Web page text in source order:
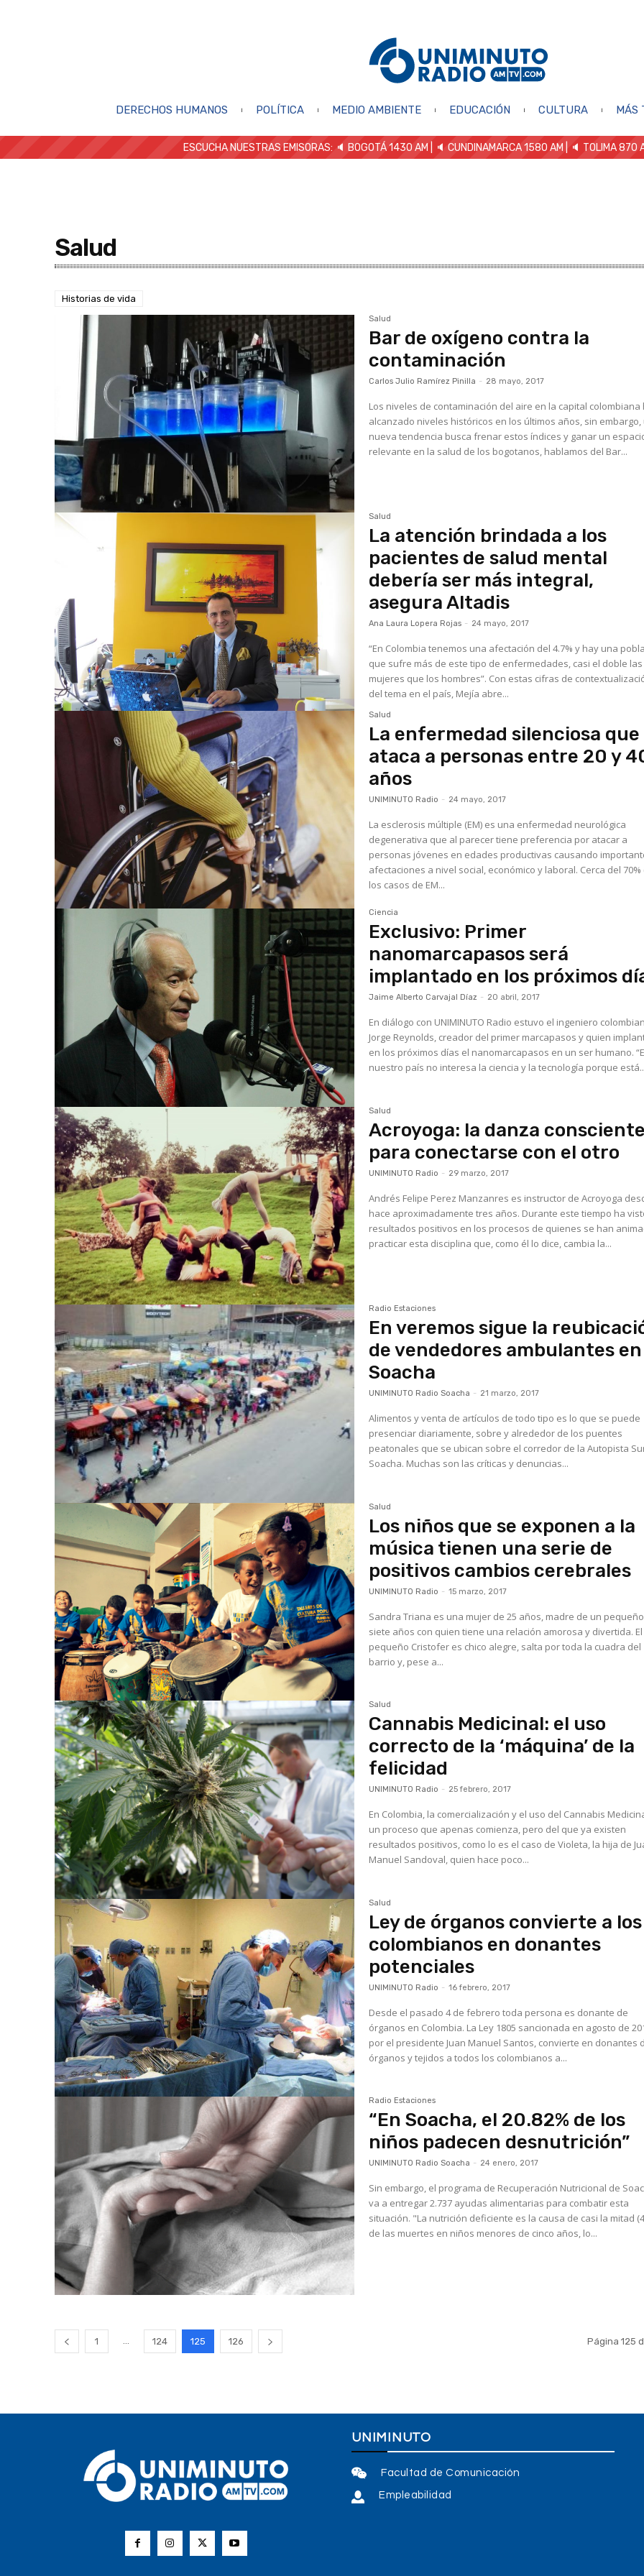
DERECHOS HUMANOS POLÍTICA MEDIO AMBIENTE EDUCACIÓN CULTURA MÁS
ESCUCHA NUESTRAS EMISORAS: 🔈 BOGOTÁ 1430 AM | 🔈 CUNDINAMARCA 1580 AM | 🔈 TOLIMA 870
Salud
Historias de vida
Salud
Bar de oxígeno contra la
contaminación
Carlos Julio Ramírez Pinilla - 28 mayo, 2017
Los niveles de contaminación del aire en la capital colombiana
alcanzado niveles históricos en los últimos años, sin embargo,
nueva tendencia busca frenar estos índices y ganar un
relevante en la salud de los bogotanos, hablamos del Bar...
Salud
La atención brindada a los
pacientes de salud mental
debería ser más integral,
asegura Altadis
Ana Laura Lopera Rojas - 24 mayo, 2017
“En Colombia tenemos una afectación del 4.7% y hay una
que sufre más de este tipo de enfermedades, casi el doble las
mujeres que los hombres”. Con estas cifras de
del tema en el país, Mejía abre...
Salud
La enfermedad silenciosa que
ataca a personas entre 20 y
años
UNIMINUTO Radio - 24 mayo, 2017
La esclerosis múltiple (EM) es una enfermedad neurológica
degenerativa que al parecer tiene preferencia por atacar a
personas jóvenes en edades productivas causando
afectaciones a nivel social, económico y laboral. Cerca del 70%
los casos de EM...
Ciencia
Exclusivo: Primer
nanomarcapasos será
implantado en los próximos
Jaime Alberto Carvajal Díaz - 20 abril, 2017
En diálogo con UNIMINUTO Radio estuvo el ingeniero
Jorge Reynolds, creador del primer marcapasos y quien
en los próximos días el nanomarcapasos en un ser humano. “En
nuestro país no interesa la ciencia y la tecnología porque
Salud
Acroyoga: la danza consciente
para conectarse con el otro
UNIMINUTO Radio - 29 marzo, 2017
Andrés Felipe Perez Manzanres es instructor de Acroyoga
hace aproximadamente tres años. Durante este tiempo ha
resultados positivos en los procesos de quienes se han
practicar esta disciplina que, como él lo dice, cambia la...
Radio Estaciones
En veremos sigue la
de vendedores ambulantes en
Soacha
UNIMINUTO Radio Soacha - 21 marzo, 2017
Alimentos y venta de artículos de todo tipo es lo que se puede
presenciar diariamente, sobre y alrededor de los puentes
peatonales que se ubican sobre el corredor de la Autopista
Soacha. Muchas son las críticas y denuncias...
Salud
Los niños que se exponen a la
música tienen una serie de
positivos cambios cerebrales
UNIMINUTO Radio - 15 marzo, 2017
Sandra Triana es una mujer de 25 años, madre de un
siete años con quien tiene una relación amorosa y divertida. El
pequeño Cristofer es chico alegre, salta por toda la cuadra del
barrio y, pese a...
Salud
Cannabis Medicinal: el uso
correcto de la ‘máquina’ de la
felicidad
UNIMINUTO Radio - 25 febrero, 2017
En Colombia, la comercialización y el uso del Cannabis
un proceso que apenas comienza, pero del que ya existen
resultados positivos, como lo es el caso de Violeta, la hija de
Manuel Sandoval, quien hace poco...
Salud
Ley de órganos convierte a los
colombianos en donantes
potenciales
UNIMINUTO Radio - 16 febrero, 2017
Desde el pasado 4 de febrero toda persona es donante de
órganos en Colombia. La Ley 1805 sancionada en agosto de 2016
por el presidente Juan Manuel Santos, convierte en donantes
órganos y tejidos a todos los colombianos a...
Radio Estaciones
“En Soacha, el 20.82% de los
niños padecen desnutrición”
UNIMINUTO Radio Soacha - 24 enero, 2017
Sin embargo, el programa de Recuperación Nutricional de
va a entregar 2.737 ayudas alimentarias para combatir esta
situación. "La nutrición deficiente es la causa de casi la mitad (45%)
de las muertes en niños menores de cinco años, lo...
1 124 125 126 Página 125
UNIMINUTO
Facultad de Comunicación
Empleabilidad